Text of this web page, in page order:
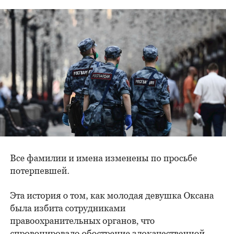
Все фамилии и имена изменены по просьбе
потерпевшей.
Эта история о том, как молодая девушка Оксана
была избита сотрудниками
правоохранительных органов, что